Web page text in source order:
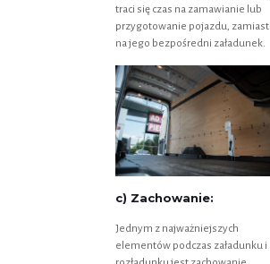
traci się czas na zamawianie lub
przygotowanie pojazdu, zamiast
na jego bezpośredni załadunek.
c) Zachowanie:
Jednym z najważniejszych
elementów podczas załadunku i